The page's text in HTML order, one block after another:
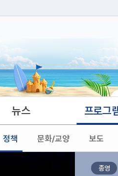
URL에서 도메인 주소를 확인해 보세요
뉴스 프로그
정책 문화/교양 보도
종영